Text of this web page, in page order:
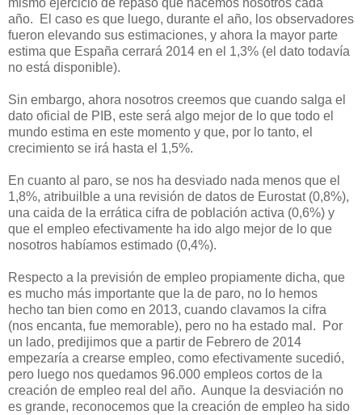
mismo ejercicio de repaso que hacemos nosotros cada
año. El caso es que luego, durante el año, los observadores
fueron elevando sus estimaciones, y ahora la mayor parte
estima que España cerrará 2014 en el 1,3% (el dato todavía
no está disponible).
Sin embargo, ahora nosotros creemos que cuando salga el
dato oficial de PIB, este será algo mejor de lo que todo el
mundo estima en este momento y que, por lo tanto, el
crecimiento se irá hasta el 1,5%.
En cuanto al paro, se nos ha desviado nada menos que el
1,8%, atribuilble a una revisión de datos de Eurostat (0,8%),
una caida de la errática cifra de población activa (0,6%) y
que el empleo efectivamente ha ido algo mejor de lo que
nosotros habíamos estimado (0,4%).
Respecto a la previsión de empleo propiamente dicha, que
es mucho más importante que la de paro, no lo hemos
hecho tan bien como en 2013, cuando clavamos la cifra
(nos encanta, fue memorable), pero no ha estado mal. Por
un lado, predijimos que a partir de Febrero de 2014
empezaría a crearse empleo, como efectivamente sucedió,
pero luego nos quedamos 96.000 empleos cortos de la
creación de empleo real del año. Aunque la desviación no
es grande, reconocemos que la creación de empleo ha sido